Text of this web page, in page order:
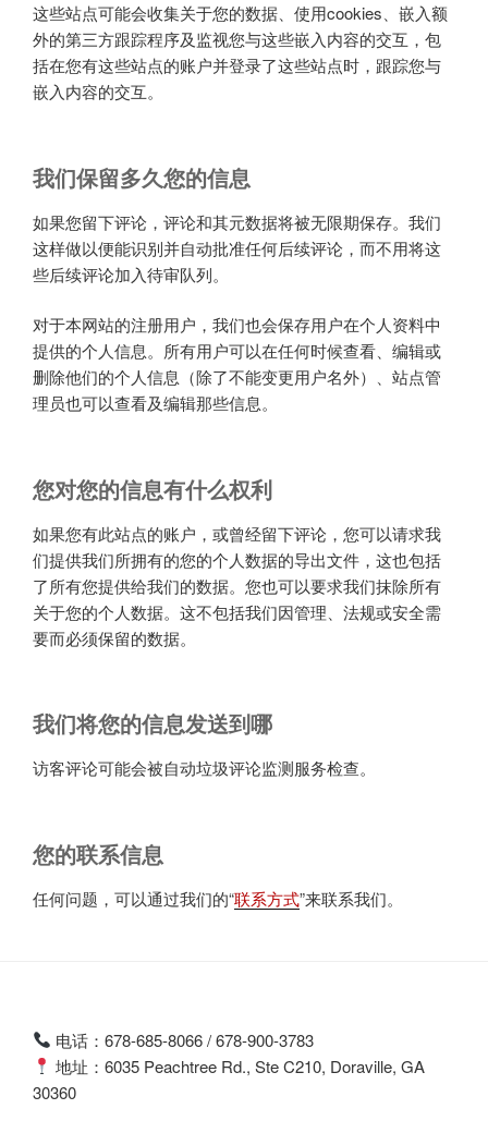
这些站点可能会收集关于您的数据、使用cookies、嵌入额
外的第三方跟踪程序及监视您与这些嵌入内容的交互，包
括在您有这些站点的账户并登录了这些站点时，跟踪您与
嵌入内容的交互。
我们保留多久您的信息
如果您留下评论，评论和其元数据将被无限期保存。我们
这样做以便能识别并自动批准任何后续评论，而不用将这
些后续评论加入待审队列。
对于本网站的注册用户，我们也会保存用户在个人资料中
提供的个人信息。所有用户可以在任何时候查看、编辑或
删除他们的个人信息（除了不能变更用户名外）、站点管
理员也可以查看及编辑那些信息。
您对您的信息有什么权利
如果您有此站点的账户，或曾经留下评论，您可以请求我
们提供我们所拥有的您的个人数据的导出文件，这也包括
了所有您提供给我们的数据。您也可以要求我们抹除所有
关于您的个人数据。这不包括我们因管理、法规或安全需
要而必须保留的数据。
我们将您的信息发送到哪
访客评论可能会被自动垃圾评论监测服务检查。
您的联系信息
任何问题，可以通过我们的“联系方式”来联系我们。
电话：678-685-8066 / 678-900-3783
地址：6035 Peachtree Rd., Ste C210, Doraville, GA
30360